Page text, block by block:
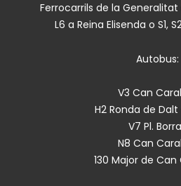
Ferrocarrils de la
L6 a Reina Elisenda o S1,
Autobus:
V3 Can
H2 Ronda de Dalt
V7 Pl.
N8 Can
130 Major de Can